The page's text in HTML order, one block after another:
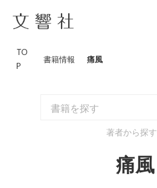
TO
P
書籍情報 痛風
著者から探す
痛風